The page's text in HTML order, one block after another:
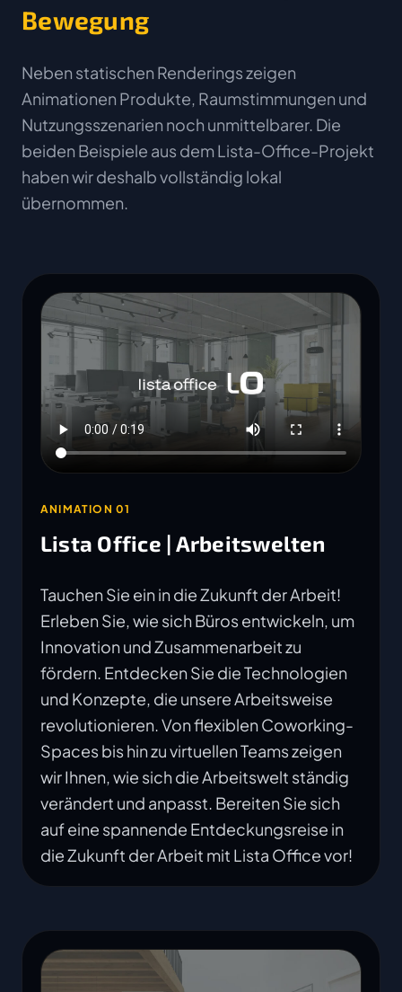
Bewegung
Neben statischen Renderings zeigen
Animationen Produkte, Raumstimmungen und
Nutzungsszenarien noch unmittelbarer. Die
beiden Beispiele aus dem Lista-Office-Projekt
haben wir deshalb vollständig lokal
übernommen.
ANIMATION 01
Lista Office | Arbeitswelten
Tauchen Sie ein in die Zukunft der Arbeit!
Erleben Sie, wie sich Büros entwickeln, um
Innovation und Zusammenarbeit zu
fördern. Entdecken Sie die Technologien
und Konzepte, die unsere Arbeitsweise
revolutionieren. Von flexiblen Coworking-
Spaces bis hin zu virtuellen Teams zeigen
wir Ihnen, wie sich die Arbeitswelt ständig
verändert und anpasst. Bereiten Sie sich
auf eine spannende Entdeckungsreise in
die Zukunft der Arbeit mit Lista Office vor!